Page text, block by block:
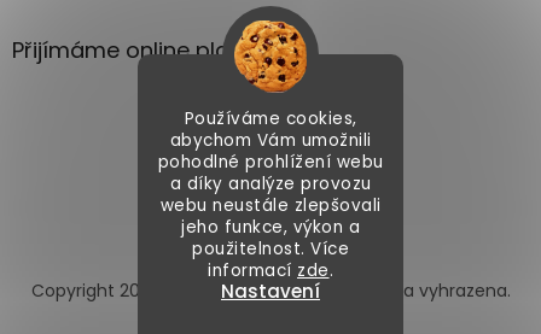
Používáme cookies,
abychom Vám umožnili
pohodlné prohlížení webu
a díky analýze provozu
webu neustále zlepšovali
jeho funkce, výkon a
použitelnost. Více
informací zde.
Nastavení
Přijímáme online platby
Vytvořil Shoptet
Copyright 2026 Autoface.cz. Všechna práva vyhrazena.